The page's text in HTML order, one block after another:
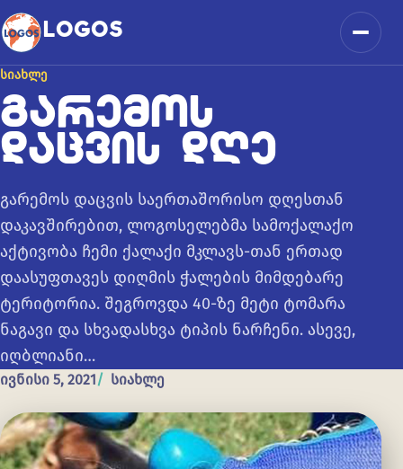
კონტენტზე გადასვლა
LOGOS
ᲡᲘᲐᲮᲚᲔ
ᲒᲐᲠᲔᲛᲝᲡ
ᲓᲐᲪᲕᲘᲡ ᲓᲦᲔ
გარემოს დაცვის საერთაშორისო დღესთან
დაკავშირებით, ლოგოსელებმა სამოქალაქო
აქტივობა ჩემი ქალაქი მკლავს-თან ერთად
დაასუფთავეს დიღმის ჭალების მიმდებარე
ტერიტორია. შეგროვდა 40-ზე მეტი ტომარა
ნაგავი და სხვადასხვა ტიპის ნარჩენი. ასევე,
იღბლიანი…
ივნისი 5, 2021 სიახლე